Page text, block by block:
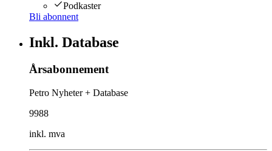
Podkaster
Bli abonnent
Inkl. Database
Årsabonnement
Petro Nyheter + Database
9988
inkl. mva